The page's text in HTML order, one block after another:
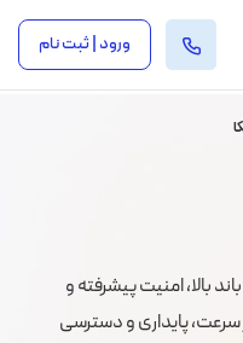
ورود | ثبت نام
بالا، امنیت پیشرفته و
پایداری و دسترسی